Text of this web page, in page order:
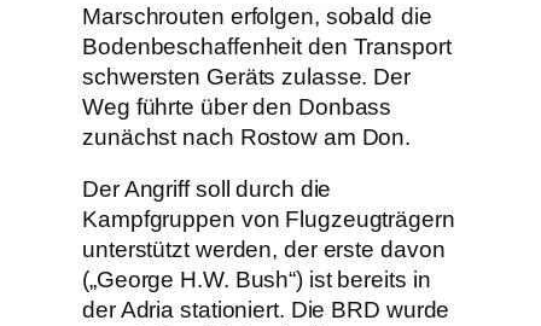
Marschrouten erfolgen, sobald die
Bodenbeschaffenheit den Transport
schwersten Geräts zulasse. Der
Weg führte über den Donbass
zunächst nach Rostow am Don.
Der Angriff soll durch die
Kampfgruppen von Flugzeugträgern
unterstützt werden, der erste davon
(„George H.W. Bush“) ist bereits in
der Adria stationiert. Die BRD wurde